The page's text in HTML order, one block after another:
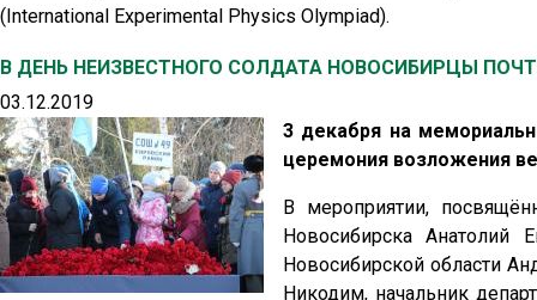
(International Experimental Physics Olympiad).
В ДЕНЬ НЕИЗВЕСТНОГО СОЛДАТА НОВОСИБИРЦЫ
03.12.2019
3 декабря на
церемония возложения
В мероприятии,
Новосибирска Анатолий
Новосибирской области
Никодим, начальник